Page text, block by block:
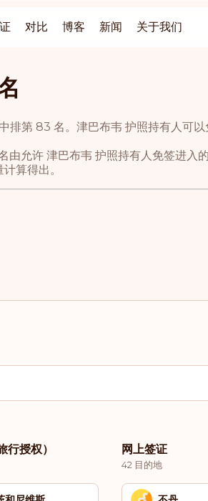
对比 博客 新闻 关于我们
排第 83 名。津巴布韦 护照持有人可
由允许 津巴布韦 护照持有人免签进入
算得出。
行授权） 网上签证
42 目的地